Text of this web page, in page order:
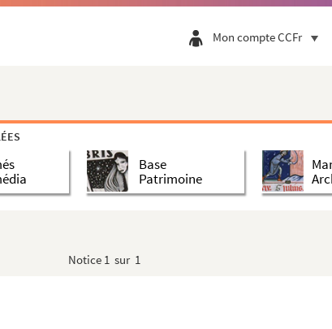
Mon compte CCFr
Base
Patrimoine
Notice 1 sur 1